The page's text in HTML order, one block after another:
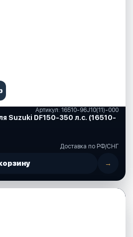
Артикул: 16510-96J10(11)-000
Suzuki DF150-350 л.с. (16510-
Доставка по РФ/СНГ
→